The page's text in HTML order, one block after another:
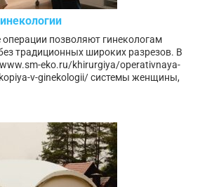
позволяют гинекологам
традиционных широких разрезов. В
eko.ru/khirurgiya/operativnaya-
v-ginekologii/ системы женщины,